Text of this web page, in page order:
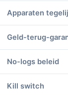
Apparaten
Geld-terug-
No-logs beleid
Kill switch